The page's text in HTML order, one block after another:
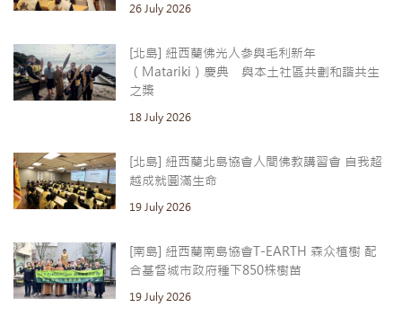
26 July 2026
[北島] 紐西蘭佛光人參與毛利新年
（Matariki）慶典 與本土社區共劃和諧共生
之槳
18 July 2026
[北島] 紐西蘭北島協會人間佛教講習會 自我超
越成就圓滿生命
19 July 2026
[南島] 紐西蘭南島協會T-EARTH 森众植樹 配
合基督城市政府種下850株樹苗
19 July 2026